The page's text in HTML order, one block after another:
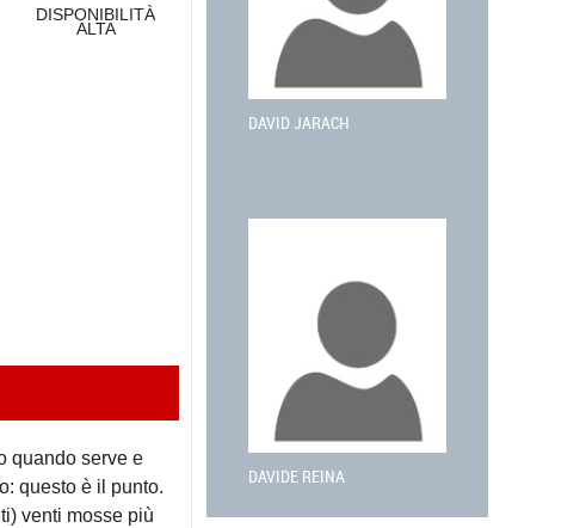
DISPONIBILITÀ
ALTA
quando serve e
questo è il punto.
venti mosse più
DAVID JARACH
DAVIDE REINA